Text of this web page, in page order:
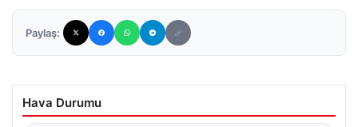
Paylaş:
Hava Durumu